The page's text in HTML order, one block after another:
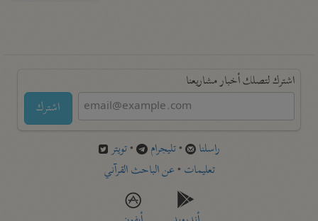
اشترك لتصلك أخبار مشاريعنا
اشترك
راسلنا •تليجرام •تويتر
تعليمات •عن الباحث القرآني